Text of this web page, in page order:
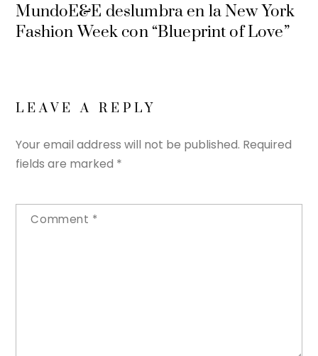
MundoE&E deslumbra en la New York
Fashion Week con “Blueprint of Love”
LEAVE A REPLY
Your email address will not be published. Required
fields are marked *
Comment *